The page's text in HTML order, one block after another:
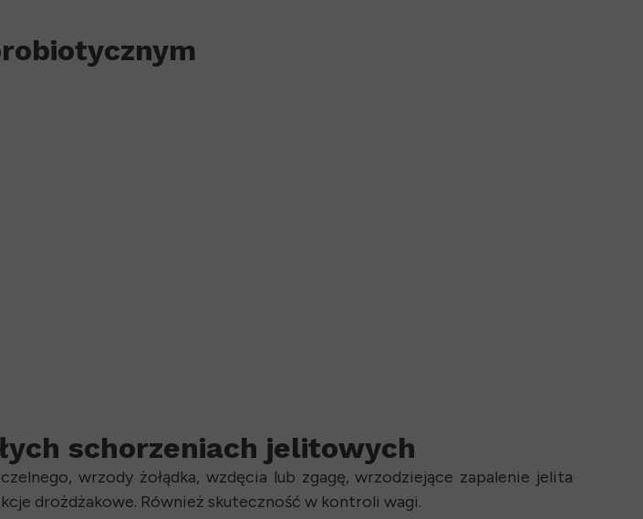
schorzeniach jelitowych
wrzody żołądka, wzdęcia lub zgagę, wrzodziejące zapalenie jelita
drożdżakowe. Również skuteczność w kontroli wagi.